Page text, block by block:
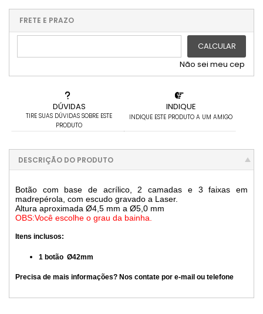
DÚVIDAS
TIRE SUAS DÚVIDAS SOBRE ESTE
PRODUTO
INDIQUE
INDIQUE ESTE PRODUTO A UM AMIGO
5x com juros de R$ 5,60
.
.
...
....
FRETE E PRAZO
CALCULAR
Não sei meu cep
DESCRIÇÃO DO PRODUTO
Botão com base de acrílico, 2 camadas e 3 faixas em
madrepérola, com escudo gravado a Laser.
Altura aproximada Ø4,5 mm a Ø5,0 mm
OBS:Você escolhe o grau da bainha.
Itens inclusos:
1 botão Ø42mm
Precisa de mais informações? Nos contate por e-mail ou telefone